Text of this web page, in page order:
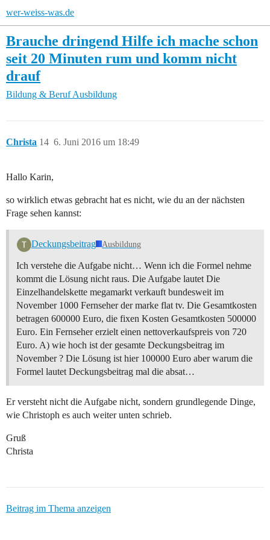
wer-weiss-was.de
Brauche dringend Hilfe ich mache schon
seit 20 Minuten rum und komm nicht
drauf
Bildung & Beruf Ausbildung
Christa 6. Juni 2016 um 18:49
14
Hallo Karin,
so wirklich etwas gebracht hat es nicht, wie du an der nächsten
Frage sehen kannst:
Deckungsbeitrag Ausbildung
Ich verstehe die Aufgabe nicht… Wenn ich die Formel nehme
kommt die Lösung nicht raus. Die Aufgabe lautet Die
Einzelhandelskette megamarkt verkauft bundesweit im
November 1000 Fernseher der marke flat tv. Die Gesamtkosten
betragen 600000 Euro, die fixen Kosten Gesamtkosten 500000
Euro. Ein Fernseher erzielt einen nettoverkaufspreis von 720
Euro. A) wie hoch ist der gesamte Deckungsbeitrag im
November ? Die Lösung ist hier 100000 Euro aber warum die
Formel lautet Deckungsbeitrag mal die absat…
Er versteht nicht die Aufgabe nicht, sondern grundlegende Dinge,
wie Christoph es auch weiter unten schrieb.
Gruß
Christa
Beitrag im Thema anzeigen